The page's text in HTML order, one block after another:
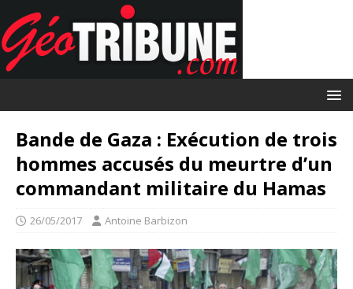
Bande de Gaza : Exécution de trois
hommes accusés du meurtre d’un
commandant militaire du Hamas
26/05/2017 Antoine Barbizon